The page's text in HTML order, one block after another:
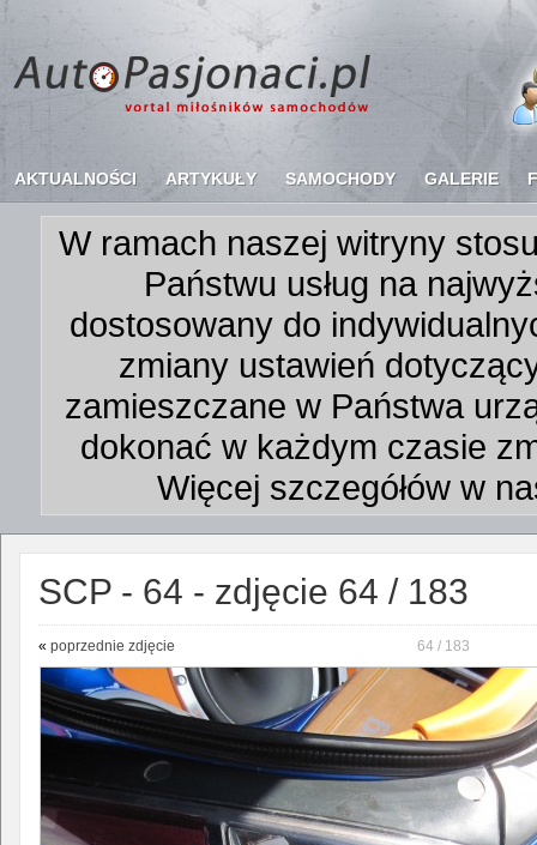
AKTUALNOŚCI ARTYKUŁY SAMOCHODY GALERIE
W ramach naszej witryny
Państwu usług na
dostosowany do
zmiany ustawień
zamieszczane w Państwa
dokonać w każdym czasie
Więcej szczegółów w
SCP - 64 - zdjęcie 64 / 183
« poprzednie zdjęcie 64 / 183